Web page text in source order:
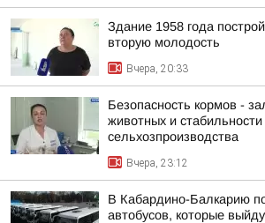
Здание 1958 года
вторую молодость
Вчера, 20:33
Безопасность кормов -
животных и стабильности
сельхозпроизводства
Вчера, 23:12
В Кабардино-Балкарию
автобусов, которые